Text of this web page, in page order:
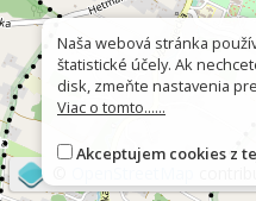
Naša webová stránka
štatistické účely. Ak
disk, zmeňte nastavenia
Viac o tomto......
Akceptujem cookies z